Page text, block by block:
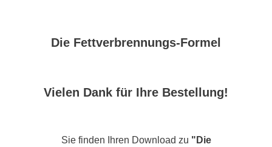
Die Fettverbrennungs-Formel
Vielen Dank für Ihre Bestellung!
Sie finden Ihren Download zu "Die